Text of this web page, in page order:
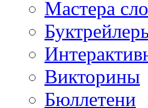
Мастера
Викторины
Бюллетени